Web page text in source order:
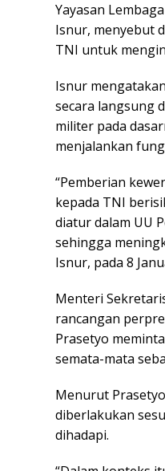
Yayasan
Isnur, menyebut
TNI untuk
Isnur
secara langsung
militer pada
menjalankan
“Pemberian
kepada TNI
diatur dalam UU
sehingga
Isnur, pada 8
Menteri
rancangan
Prasetyo
semata-mata
Menurut
diberlakukan
dihadapi.